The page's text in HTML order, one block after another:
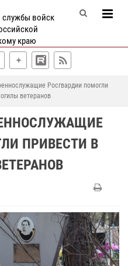
службы войск
краю
Росгвардии помогли
ветеранов
ПРИВЕСТИ В